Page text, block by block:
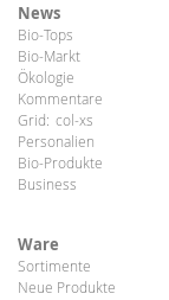
News
Bio-Tops
Bio-Markt
Ökologie
Kommentare
Grid: col-xs
Personalien
Bio-Produkte
Business
Ware
Sortimente
Neue Produkte